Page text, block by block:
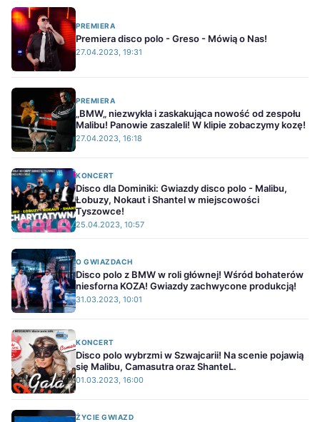
PREMIERA
Premiera disco polo - Greso - Mówią o Nas!
27.04.2023, 19:31
PREMIERA
„BMW„ niezwykła i zaskakująca nowość od zespołu
Malibu! Panowie zaszaleli! W klipie zobaczymy kozę!
27.04.2023, 16:18
KONCERT
Disco dla Dominiki: Gwiazdy disco polo - Malibu,
Łobuzy, Nokaut i Shantel w miejscowości
Tyszowce!
25.04.2023, 10:57
O GWIAZDACH
Disco polo z BMW w roli głównej! Wśród bohaterów
niesforna KOZA! Gwiazdy zachwycone produkcją!
31.03.2023, 10:01
KONCERT
Disco polo wybrzmi w Szwajcarii! Na scenie pojawią
się Malibu, Camasutra oraz ShanteL.
01.03.2023, 16:00
ŻYCIE GWIAZD